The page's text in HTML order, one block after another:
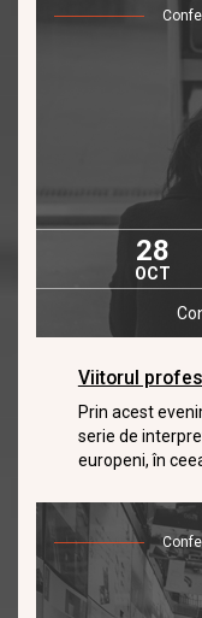
28
OCT
Viitorul
Prin acest
serie de
europeni, în